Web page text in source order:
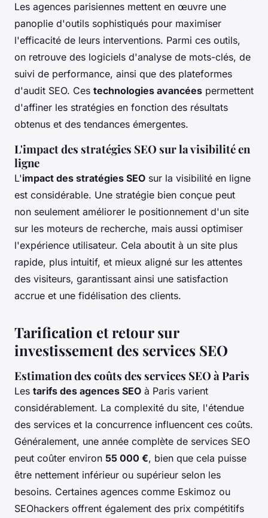
Les agences parisiennes mettent en œuvre une
panoplie d'outils sophistiqués pour maximiser
l'efficacité de leurs interventions. Parmi ces outils,
on retrouve des logiciels d'analyse de mots-clés, de
suivi de performance, ainsi que des plateformes
d'audit SEO. Ces technologies avancées permettent
d'affiner les stratégies en fonction des résultats
obtenus et des tendances émergentes.
L'impact des stratégies SEO sur la visibilité en
ligne
L'impact des stratégies SEO sur la visibilité en ligne
est considérable. Une stratégie bien conçue peut
non seulement améliorer le positionnement d'un site
sur les moteurs de recherche, mais aussi optimiser
l'expérience utilisateur. Cela aboutit à un site plus
rapide, plus intuitif, et mieux aligné sur les attentes
des visiteurs, garantissant ainsi une satisfaction
accrue et une fidélisation des clients.
Tarification et retour sur
investissement des services SEO
Estimation des coûts des services SEO à Paris
Les tarifs des agences SEO à Paris varient
considérablement. La complexité du site, l'étendue
des services et la concurrence influencent ces coûts.
Généralement, une année complète de services SEO
peut coûter environ 55 000 €, bien que cela puisse
être nettement inférieur ou supérieur selon les
besoins. Certaines agences comme Eskimoz ou
SEOhackers offrent également des prix compétitifs